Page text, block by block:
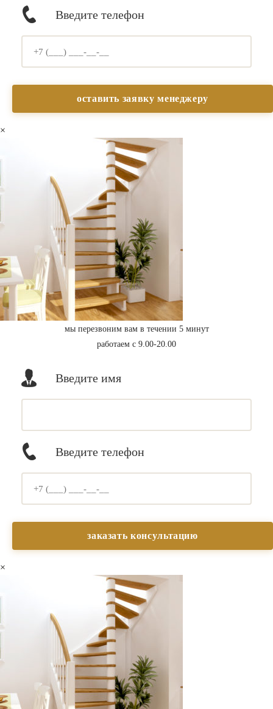
Введите телефон
×
мы перезвоним вам в течении 5 минут
работаем с 9.00-20.00
Введите имя
Введите телефон
×